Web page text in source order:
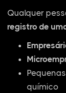
Qualquer
registro de
químico